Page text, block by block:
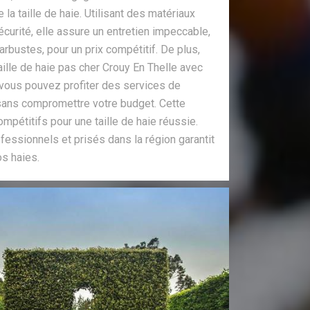
taille de haie. Utilisant des matériaux
elle assure un entretien impeccable,
pour un prix compétitif. De plus,
de haie pas cher Crouy En Thelle avec
pouvez profiter des services de
compromettre votre budget. Cette
pour une taille de haie réussie.
et prisés dans la région garantit
haies.